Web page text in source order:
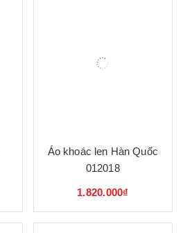
Áo khoác len Hàn Quốc
012018
1.820.000₫